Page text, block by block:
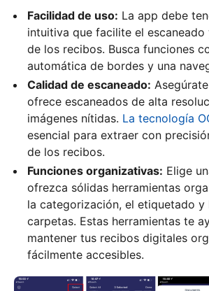
Facilidad de uso: La app debe
intuitiva que facilite el
de los recibos. Busca funciones
automática de bordes y una
Calidad de escaneado:
ofrece escaneados de alta
imágenes nítidas. La tecnología
esencial para extraer con
de los recibos.
Funciones organizativas: Elige
ofrezca sólidas herramientas
la categorización, el etiquetado y
carpetas. Estas herramientas te
mantener tus recibos digitales
fácilmente accesibles.